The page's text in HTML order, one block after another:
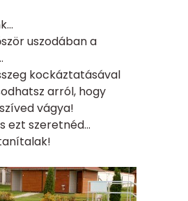
uszodában a
kockáztatásával
arról, hogy
vágya!
ezt szeretnéd…